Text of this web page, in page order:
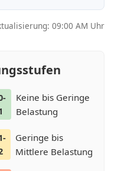
09:00 AM Uhr
Keine bis Geringe
Belastung
Geringe bis
Mittlere Belastung